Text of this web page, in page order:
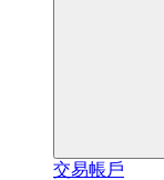
交易帳戶